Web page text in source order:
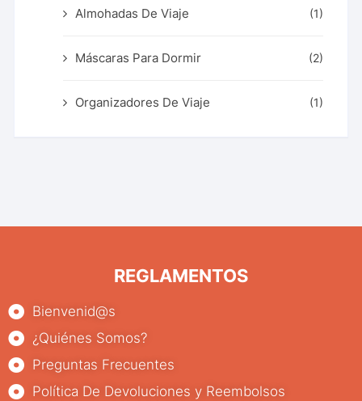
Almohadas De Viaje (1)
Máscaras Para Dormir (2)
Organizadores De Viaje (1)
REGLAMENTOS
Bienvenid@s
¿Quiénes Somos?
Preguntas Frecuentes
Política De Devoluciones y Reembolsos